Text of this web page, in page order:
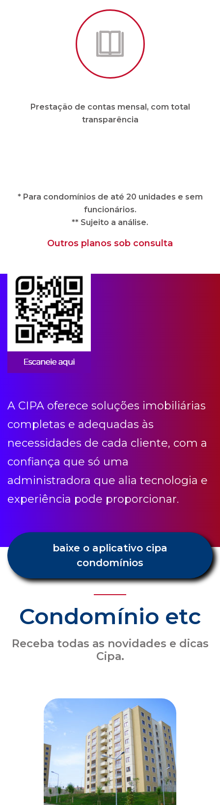
Prestação de contas mensal, com total
transparência
* Para condomínios de até 20 unidades e sem
funcionários.
** Sujeito a análise.
Outros planos sob consulta
A CIPA oferece soluções imobiliárias
completas e adequadas às
necessidades de cada cliente, com a
confiança que só uma
administradora que alia tecnologia e
experiência pode proporcionar.
baixe o aplicativo cipa
condomínios
Condomínio etc
Receba todas as novidades e dicas
Cipa.